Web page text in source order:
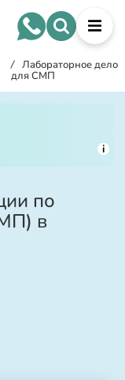
/ Лабораторное дело
для СМП
i
по
в